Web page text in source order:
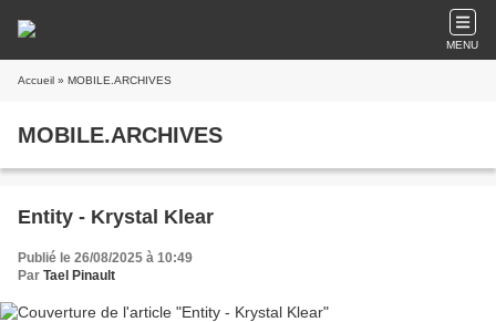
MENU
Accueil » MOBILE.ARCHIVES
MOBILE.ARCHIVES
Entity - Krystal Klear
Publié le 26/08/2025 à 10:49
Par Tael Pinault